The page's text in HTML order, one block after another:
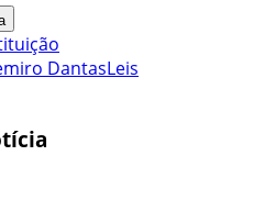
DantasLeis